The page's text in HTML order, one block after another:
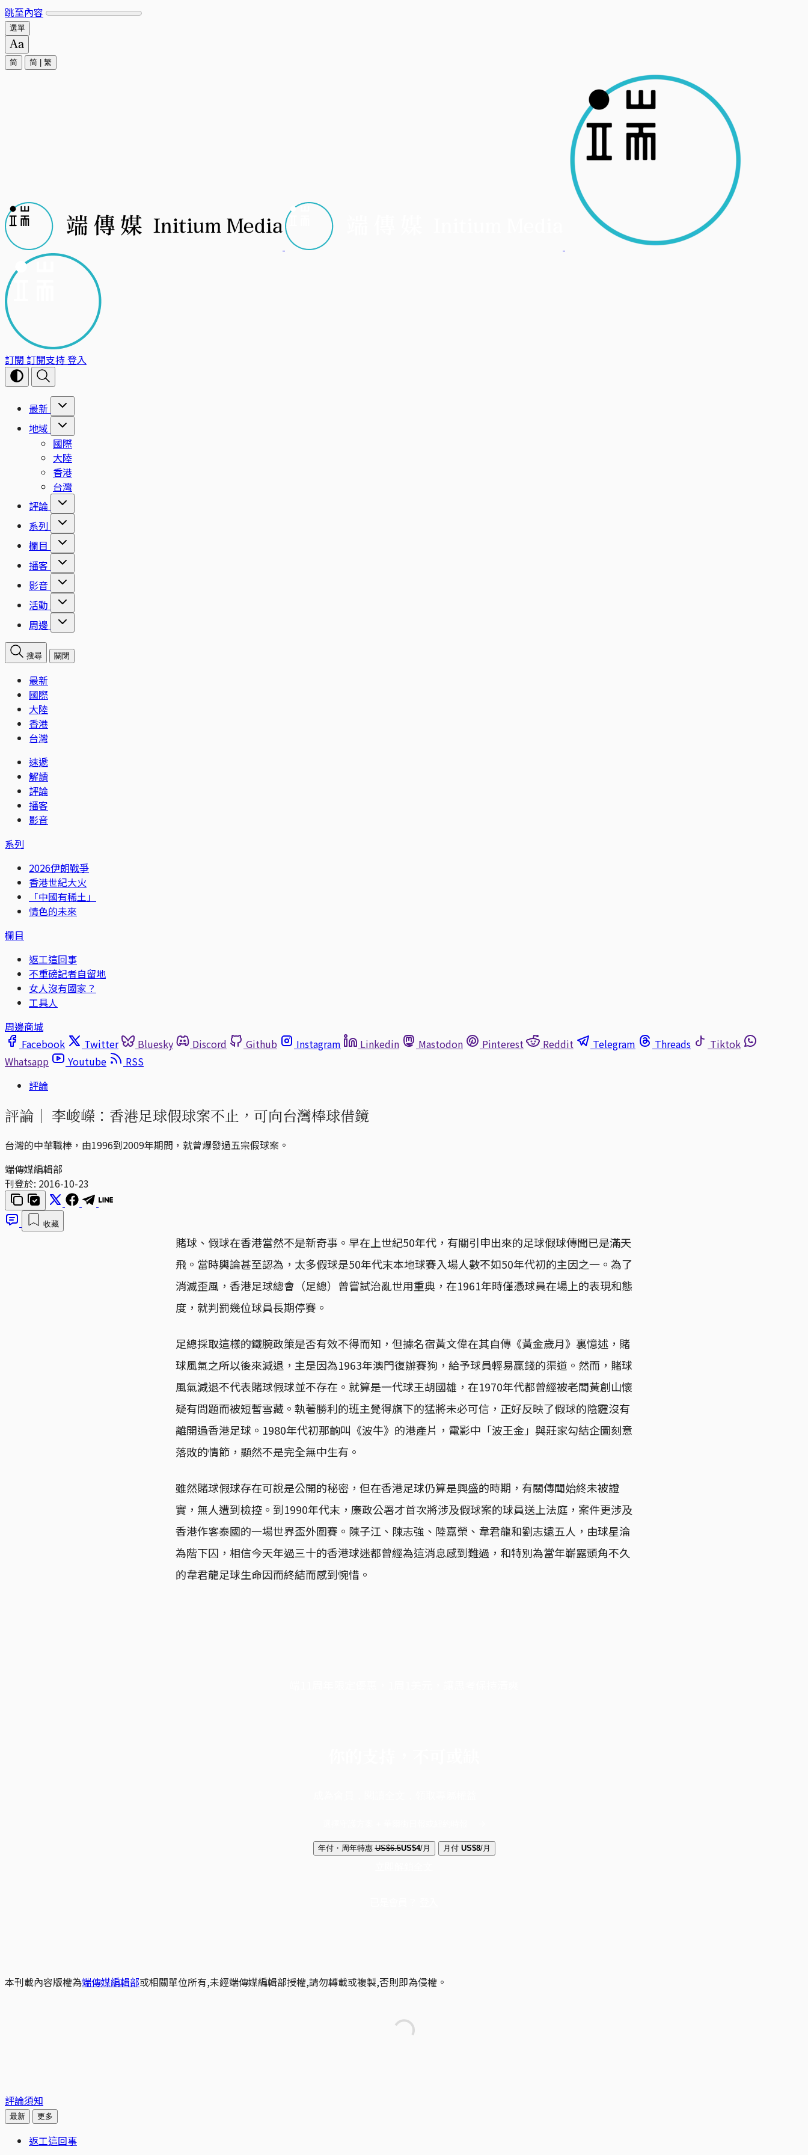
跳至內容
選單
简 简 繁
訂閱 訂閱支持登入
最新
地域
國際
大陸
香港
台灣
評論
系列
欄目
播客
影音
活動
周邊
搜尋 關閉
最新
國際
大陸
香港
台灣
速遞
解讀
評論
播客
影音
系列
2026伊朗戰爭
香港世紀大火
「中國有稀土」
情色的未來
欄目
返工這回事
不重磅記者自留地
女人沒有國家？
工具人
周邊商城
Facebook
Twitter Bluesky Discord Github Instagram Linkedin Mastodon Pinterest Reddit Telegram Threads
Tiktok
Whatsapp
Youtube
RSS
評論
評論｜ 李峻嶸：香港足球假球案不止，可向台灣棒球借鏡
台灣的中華職棒，由1996到2009年期間，就曾爆發過五宗假球案。
端傳媒編輯部
刊登於: 2016-10-23
收藏
賭球、假球在香港當然不是新奇事。早在上世紀50年代，有關引申出來的足球假球傳聞已是滿天
飛。當時輿論甚至認為，太多假球是50年代末本地球賽入場人數不如50年代初的主因之一。為了
消滅歪風，香港足球總會（足總）曾嘗試治亂世用重典，在1961年時僅憑球員在場上的表現和態
度，就判罰幾位球員長期停賽。
足總採取這樣的鐵腕政策是否有效不得而知，但據名宿黃文偉在其自傳《黃金歲月》裏憶述，賭
球風氣之所以後來減退，主是因為1963年澳門復辦賽狗，給予球員輕易贏錢的渠道。然而，賭球
風氣減退不代表賭球假球並不存在。就算是一代球王胡國雄，在1970年代都曾經被老闆黃創山懷
疑有問題而被短暫雪藏。執著勝利的班主覺得旗下的猛將未必可信，正好反映了假球的陰霾沒有
離開過香港足球。1980年代初那齣叫《波牛》的港產片，電影中「波王金」與莊家勾結企圖刻意
落敗的情節，顯然不是完全無中生有。
雖然賭球假球存在可說是公開的秘密，但在香港足球仍算是興盛的時期，有關傳聞始終未被證
實，無人遭到檢控。到1990年代末，廉政公署才首次將涉及假球案的球員送上法庭，案件更涉及
香港作客泰國的一場世界盃外圍賽。陳子江、陳志強、陸嘉榮、韋君龍和劉志遠五人，由球星淪
為階下囚，相信今天年過三十的香港球迷都曾經為這消息感到難過，和特別為當年嶄露頭角不久
的韋君龍足球生命因而終結而感到惋惜。
年付・周年特惠 US$6.5US$4/月 月付 US$8/月
本刊載內容版權為端傳媒編輯部或相關單位所有,未經端傳媒編輯部授權,請勿轉載或複製,否則即為侵權。
評論須知
最新 更多
返工這回事